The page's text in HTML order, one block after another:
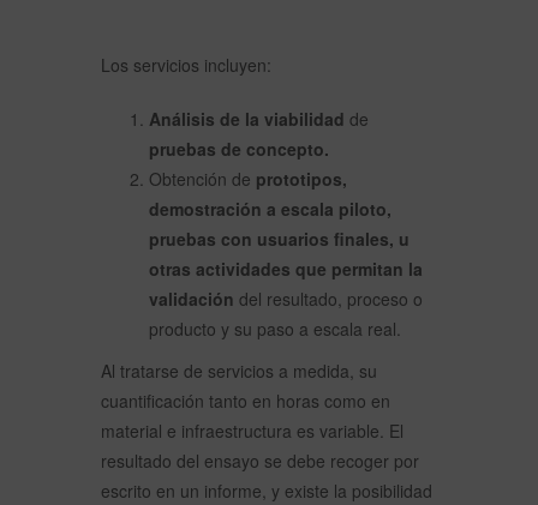
Los servicios incluyen:
Análisis de la viabilidad de
pruebas de concepto.
Obtención de prototipos,
demostración a escala piloto,
pruebas con usuarios finales, u
otras actividades que permitan la
validación del resultado, proceso o
producto y su paso a escala real.
Al tratarse de servicios a medida, su
cuantificación tanto en horas como en
material e infraestructura es variable. El
resultado del ensayo se debe recoger por
escrito en un informe, y existe la posibilidad